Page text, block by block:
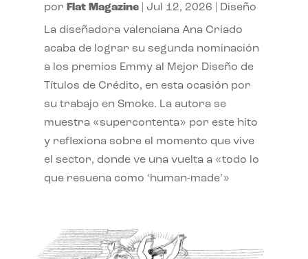
por Flat Magazine| Jul 12, 2026 Diseño
La diseñadora valenciana Ana Criado
acaba de lograr su segunda nominación
a los premios Emmy al Mejor Diseño de
Títulos de Crédito, en esta ocasión por
su trabajo en Smoke. La autora se
muestra «supercontenta» por este hito
y reflexiona sobre el momento que vive
el sector, donde ve una vuelta a «todo lo
que resuena como ‘human-made’»